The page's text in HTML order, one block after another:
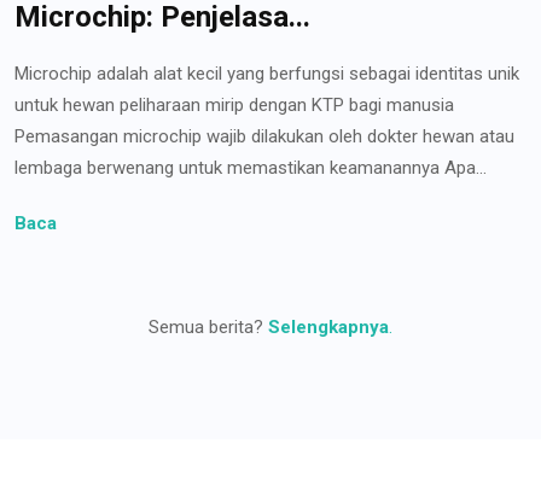
Microchip: Penjelasa...
Microchip adalah alat kecil yang berfungsi sebagai identitas unik
untuk hewan peliharaan mirip dengan KTP bagi manusia
Pemasangan microchip wajib dilakukan oleh dokter hewan atau
lembaga berwenang untuk memastikan keamanannya Apa...
Baca
Semua berita? Selengkapnya